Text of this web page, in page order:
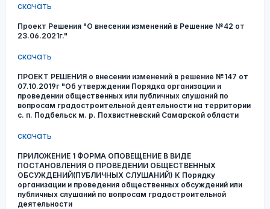
скачать
Проект Решения "О внесении изменений в Решение №42 от
23.06.2021г."
скачать
ПРОЕКТ РЕШЕНИЯ о внесении изменений в решение №147 от
07.10.2019г "Об утверждении Порядка организации и
проведении общественных или публичных слушаний по
вопросам градостроительной деятельности на территории
с. п. Подбельск м. р. Похвистневский Самарской области
скачать
ПРИЛОЖЕНИЕ 1 ФОРМА ОПОВЕЩЕНИЕ В ВИДЕ
ПОСТАНОВЛЕНИЯ О ПРОВЕДЕНИИ ОБЩЕСТВЕННЫХ
ОБСУЖДЕНИЙ(ПУБЛИЧНЫХ СЛУШАНИЙ) К Порядку
организации и проведения общественных обсуждений или
публичных слушаний по вопросам градостроительной
деятельности